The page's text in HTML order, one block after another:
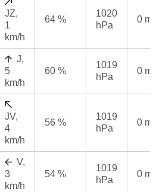
JZ,
1
km/h
64 %
1020
hPa
0
J,
5
km/h
60 %
1019
hPa
0
JV,
4
km/h
56 %
1019
hPa
0
V,
3
km/h
54 %
1019
hPa
0